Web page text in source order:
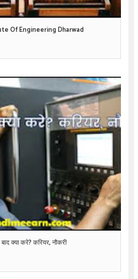
Of Engineering Dharwad
क्या करे? करियर, नौकरी